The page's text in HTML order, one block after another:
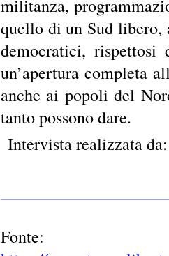
militanza,
quello di un Sud libero,
democratici,
un’apertura completa
anche ai popoli del
tanto possono dare.
Intervista realizzata da:
Fonte: